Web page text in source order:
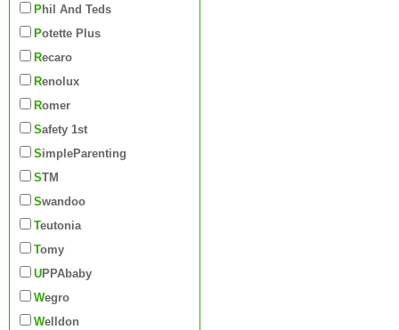
Phil And Teds
Potette Plus
Recaro
Renolux
Romer
Safety 1st
SimpleParenting
STM
Swandoo
Teutonia
Tomy
UPPAbaby
Wegro
Welldon